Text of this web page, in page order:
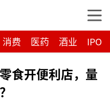
消费 医药 酒业 IPO
食开便利店，量